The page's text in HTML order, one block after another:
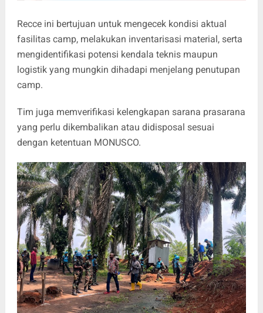
Recce ini bertujuan untuk mengecek kondisi aktual
fasilitas camp, melakukan inventarisasi material, serta
mengidentifikasi potensi kendala teknis maupun
logistik yang mungkin dihadapi menjelang penutupan
camp.
Tim juga memverifikasi kelengkapan sarana prasarana
yang perlu dikembalikan atau didisposal sesuai
dengan ketentuan MONUSCO.